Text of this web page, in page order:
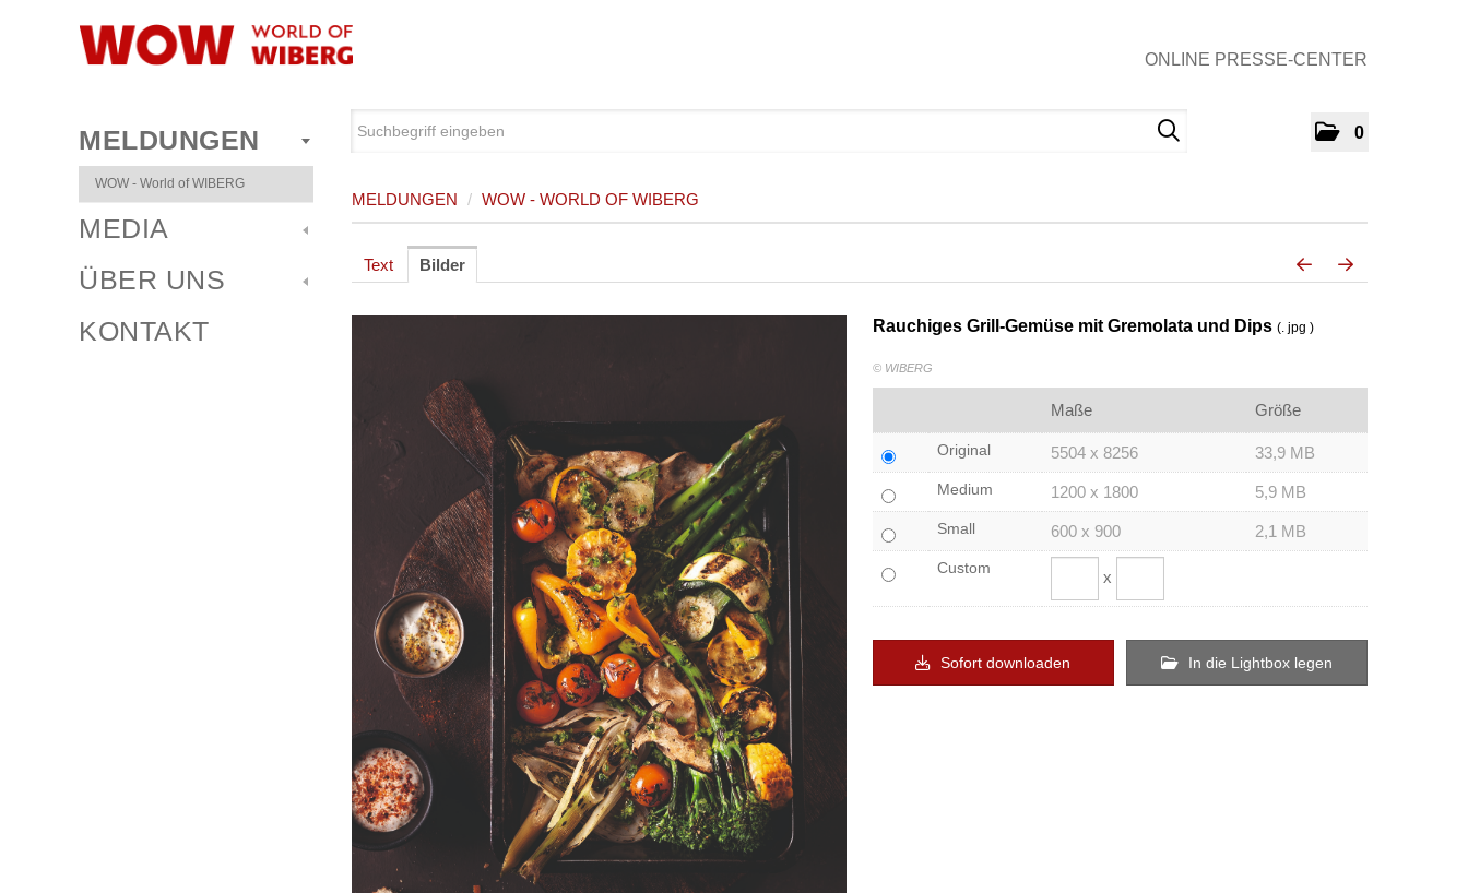
ONLINE PRESSE-CENTER
0
MELDUNGEN
WOW - World of WIBERG
MEDIA
ÜBER UNS
KONTAKT
MELDUNGEN / WOW - WORLD OF WIBERG
Text Bilder
Rauchiges Grill-Gemüse mit Gremolata und Dips (. jpg )
© WIBERG
Maße Größe
Original 5504 x 8256 33,9 MB
Medium 1200 x 1800 5,9 MB
Small 600 x 900 2,1 MB
Custom x
Sofort downloaden In die Lightbox legen